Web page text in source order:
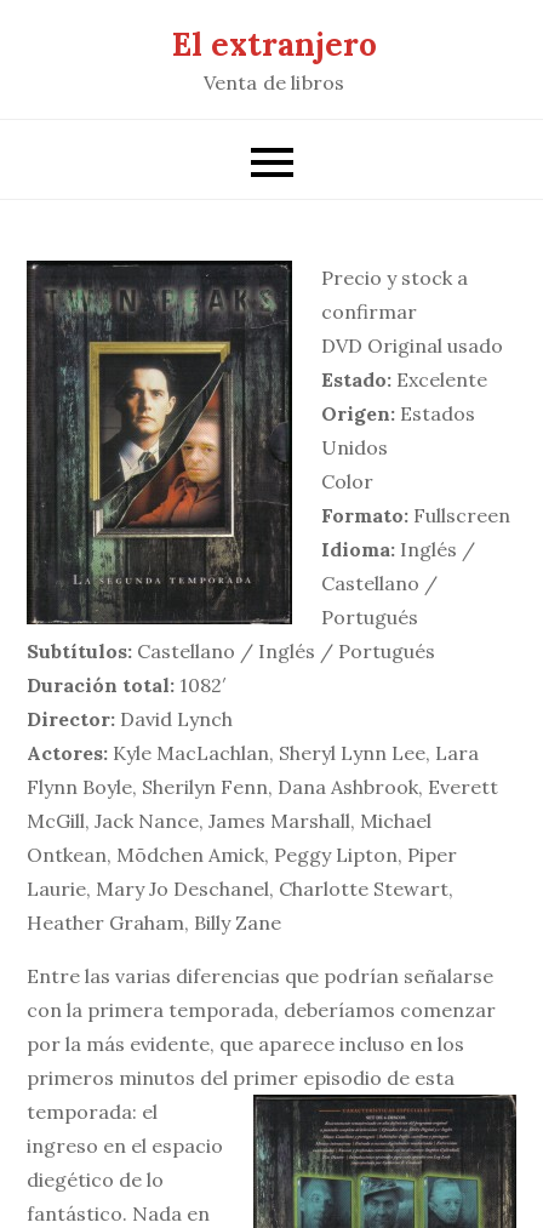
El extranjero
Venta de libros
Precio y stock a
confirmar
DVD Original usado
Estado: Excelente
Origen: Estados
Unidos
Color
Formato: Fullscreen
Idioma: Inglés /
Castellano /
Portugués
Subtítulos: Castellano / Inglés / Portugués
Duración total: 1082′
Director: David Lynch
Actores: Kyle MacLachlan, Sheryl Lynn Lee, Lara
Flynn Boyle, Sherilyn Fenn, Dana Ashbrook, Everett
McGill, Jack Nance, James Marshall, Michael
Ontkean, Mõdchen Amick, Peggy Lipton, Piper
Laurie, Mary Jo Deschanel, Charlotte Stewart,
Heather Graham, Billy Zane
Entre las varias diferencias que podrían señalarse
con la primera temporada, deberíamos comenzar
por la más evidente, que aparece incluso en los
primeros minutos del primer episodio de esta
temporada: el
ingreso en el espacio
diegético de lo
fantástico. Nada en